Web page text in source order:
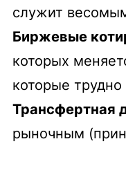
служит
Биржевые
которых
которые трудно
Трансфертная
рыночным